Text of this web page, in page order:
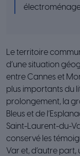
Le territoire
d’une situation
entre Cannes et
plus importants du
prolongement, la
Bleus et de
Saint-Laurent-du-
conservé les
Var et, d’autre